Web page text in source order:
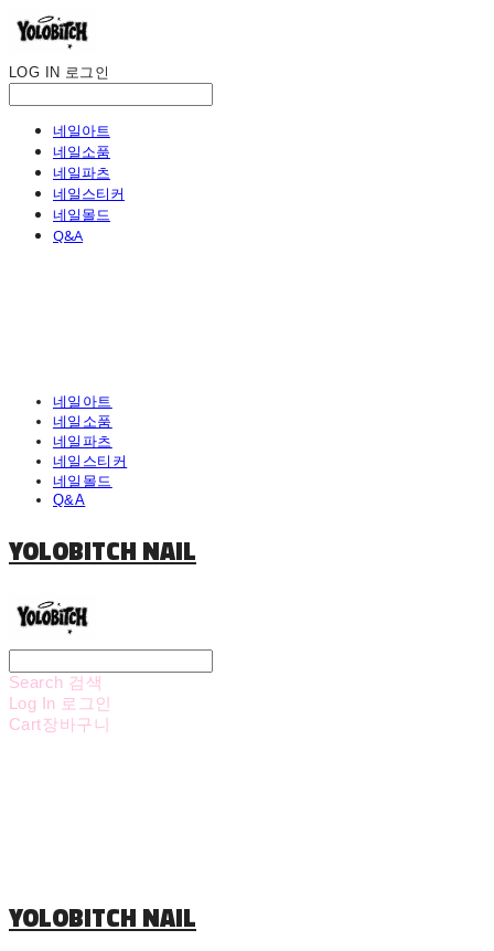
LOG IN 로그인
네일아트
네일소품
네일파츠
네일스티커
네일몰드
Q&A
네일아트
네일소품
네일파츠
네일스티커
네일몰드
Q&A
YOLOBITCH NAIL
Search 검색
Log In 로그인
Cart장바구니
YOLOBITCH NAIL